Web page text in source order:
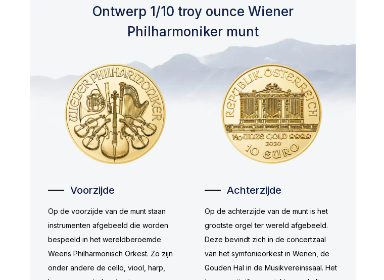
Ontwerp 1/10 troy ounce Wiener
Philharmoniker munt
Voorzijde
Op de voorzijde van de munt staan
instrumenten afgebeeld die worden
bespeeld in het wereldberoemde
Weens Philharmonisch Orkest. Zo zijn
onder andere de cello, viool, harp,
Achterzijde
Op de achterzijde van de munt is het
grootste orgel ter wereld afgebeeld.
Deze bevindt zich in de concertzaal
van het symfonieorkest in Wenen, de
Gouden Hal in de Musikvereinssaal. Het